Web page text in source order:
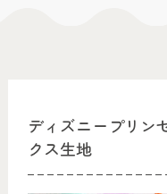
ディズニープリン
クス生地